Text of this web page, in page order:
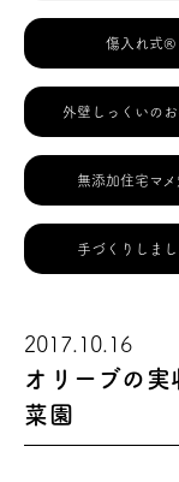
傷入れ式®
外壁しっくいのお
無添加住宅マメ
手づくりしまし
2017.10.16
オリーブの
菜園